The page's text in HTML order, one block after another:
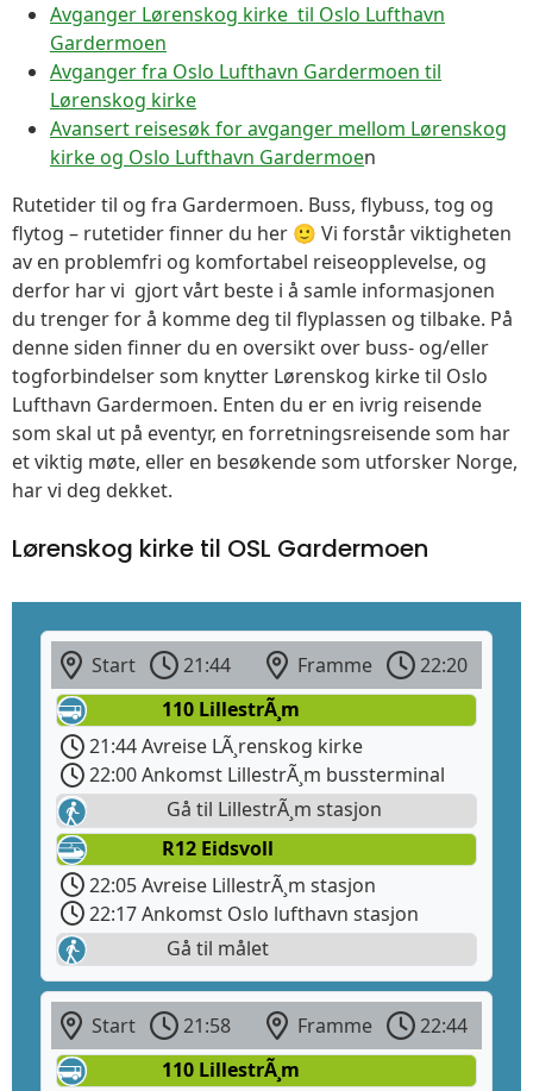
Avganger Lørenskog kirke til Oslo Lufthavn
Gardermoen
Avganger fra Oslo Lufthavn Gardermoen til
Lørenskog kirke
Avansert reisesøk for avganger mellom Lørenskog
kirke og Oslo Lufthavn Gardermoen
Rutetider til og fra Gardermoen. Buss, flybuss, tog og
flytog – rutetider finner du her 🙂 Vi forstår viktigheten
av en problemfri og komfortabel reiseopplevelse, og
derfor har vi gjort vårt beste i å samle informasjonen
du trenger for å komme deg til flyplassen og tilbake. På
denne siden finner du en oversikt over buss- og/eller
togforbindelser som knytter Lørenskog kirke til Oslo
Lufthavn Gardermoen. Enten du er en ivrig reisende
som skal ut på eventyr, en forretningsreisende som har
et viktig møte, eller en besøkende som utforsker Norge,
har vi deg dekket.
Lørenskog kirke til OSL Gardermoen
Start 21:44 Framme
22:20
110 LillestrÃ¸m
21:44 Avreise LÃ¸renskog kirke
22:00 Ankomst LillestrÃ¸m bussterminal
Gå til LillestrÃ¸m stasjon
R12 Eidsvoll
22:05 Avreise LillestrÃ¸m stasjon
22:17 Ankomst Oslo lufthavn stasjon
Gå til målet
Start 21:58 Framme
22:44
110 LillestrÃ¸m